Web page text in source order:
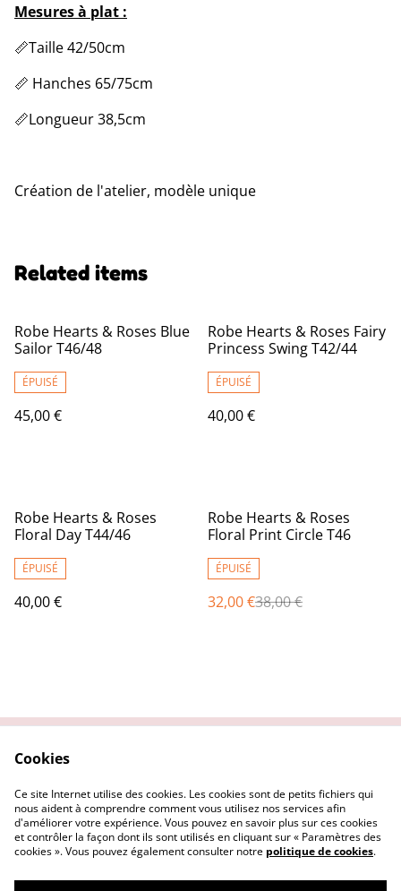
Mesures à plat :
📏Taille 42/50cm
📏 Hanches 65/75cm
📏Longueur 38,5cm
Création de l'atelier, modèle unique
Related items
Robe Hearts & Roses Blue
Sailor T46/48
ÉPUISÉ
45,00 €
Robe Hearts & Roses Fairy
Princess Swing T42/44
ÉPUISÉ
40,00 €
Robe Hearts & Roses
Floral Day T44/46
ÉPUISÉ
40,00 €
%
Robe Hearts & Roses
Floral Print Circle T46
ÉPUISÉ
32,00 €38,00 €
Politique de
confidentialité
Politique Cookies
Cookies
Ce site Internet utilise des cookies. Les cookies sont de petits fichiers qui
nous aident à comprendre comment vous utilisez nos services afin
d'améliorer votre expérience. Vous pouvez en savoir plus sur ces cookies
et contrôler la façon dont ils sont utilisés en cliquant sur « Paramètres des
cookies ». Vous pouvez également consulter notre politique de cookies.